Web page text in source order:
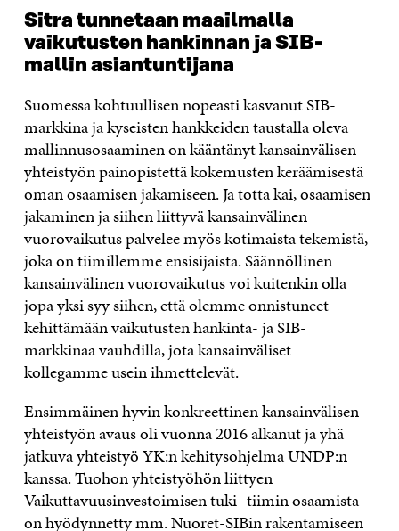
Sitra tunnetaan maailmalla
vaikutusten hankinnan ja SIB-
mallin asiantuntijana
Suomessa kohtuullisen nopeasti kasvanut SIB-
markkina ja kyseisten hankkeiden taustalla oleva
mallinnusosaaminen on kääntänyt kansainvälisen
yhteistyön painopistettä kokemusten keräämisestä
oman osaamisen jakamiseen. Ja totta kai, osaamisen
jakaminen ja siihen liittyvä kansainvälinen
vuorovaikutus palvelee myös kotimaista tekemistä,
joka on tiimillemme ensisijaista. Säännöllinen
kansainvälinen vuorovaikutus voi kuitenkin olla
jopa yksi syy siihen, että olemme onnistuneet
kehittämään vaikutusten hankinta- ja SIB-
markkinaa vauhdilla, jota kansainväliset
kollegamme usein ihmettelevät.
Ensimmäinen hyvin konkreettinen kansainvälisen
yhteistyön avaus oli vuonna 2016 alkanut ja yhä
jatkuva yhteistyö YK:n kehitysohjelma UNDP:n
kanssa. Tuohon yhteistyöhön liittyen
Vaikuttavuusinvestoimisen tuki -tiimin osaamista
on hyödynnetty mm. Nuoret-SIBin rakentamiseen